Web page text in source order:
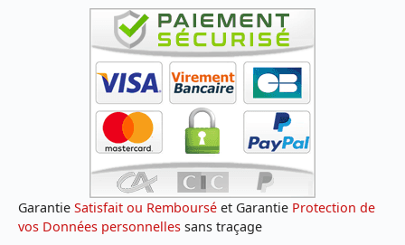
Garantie Satisfait ou Remboursé et Garantie Protection de
vos Données personnelles sans traçage